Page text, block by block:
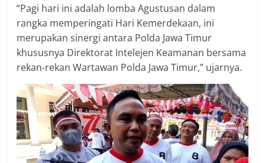
“Pagi hari ini adalah lomba Agustusan dalam
rangka memperingati Hari Kemerdekaan, ini
merupakan sinergi antara Polda Jawa Timur
khususnya Direktorat Intelejen Keamanan bersama
rekan-rekan Wartawan Polda Jawa Timur,” ujarnya.